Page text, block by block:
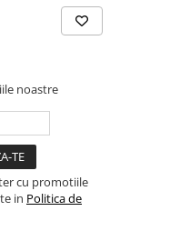
noastre
cu promotiile
in Politica de